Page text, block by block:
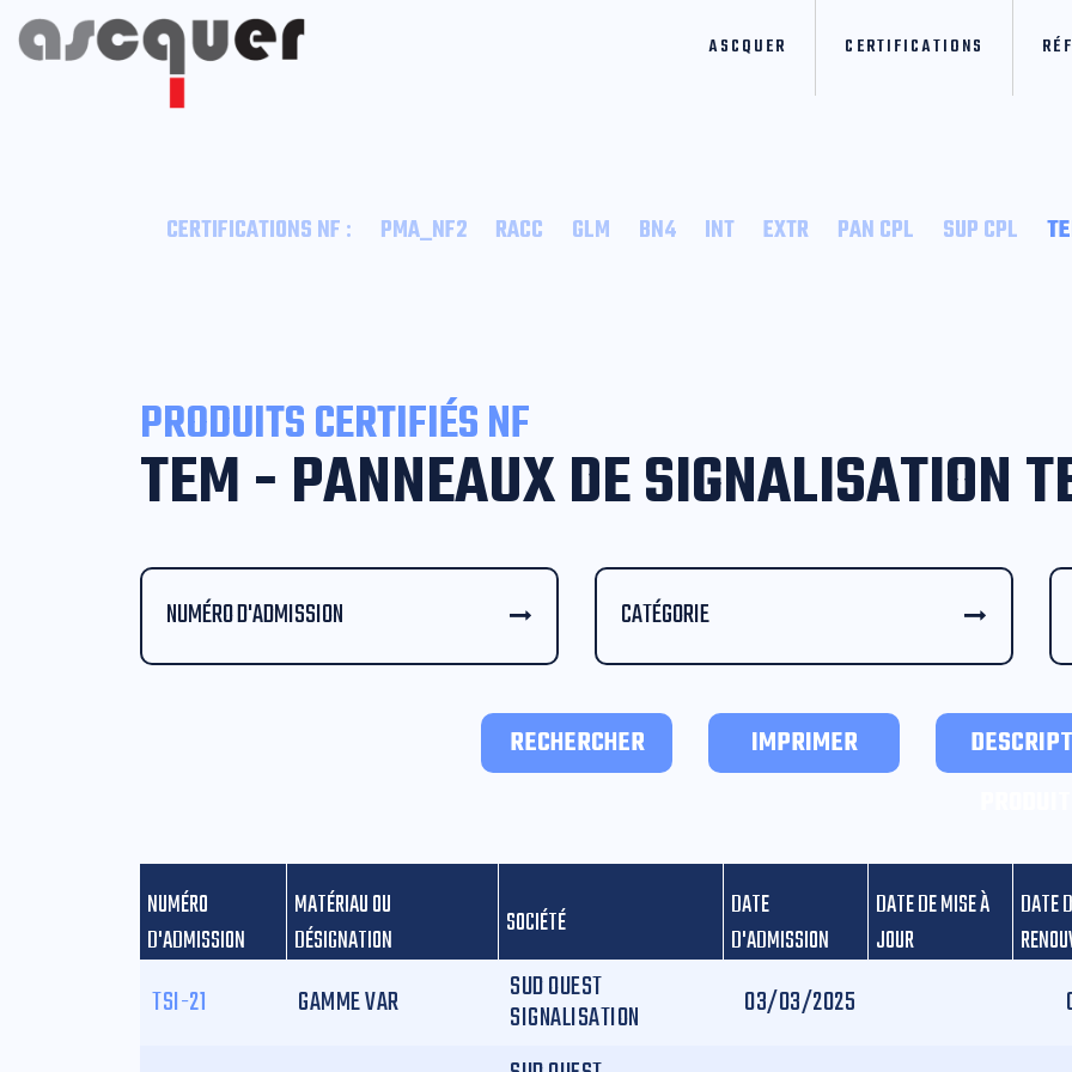
ASCQUER CERTIFICATIONS
CERTIFICATIONS NF : PMA_NF2 RACC GLM BN4 INT EXTR PAN CPL SUP CPL
PRODUITS CERTIFIÉS NF
TEM - PANNEAUX DE SIGNALISATION
NUMÉRO D'ADMISSION CATÉGORIE
RECHERCHER IMPRIMER
NUMÉRO
D'ADMISSION
MATÉRIAU OU
DÉSIGNATION
SOCIÉTÉ
DATE
D'ADMISSION
DATE DE MISE À
JOUR
DATE
TSI-21 GAMME VAR SUD OUEST
SIGNALISATION 03/03/2025